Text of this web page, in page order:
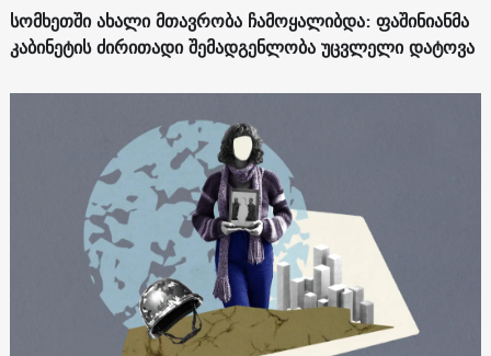
სომხეთში ახალი მთავრობა ჩამოყალიბდა: ფაშინიანმა
კაბინეტის ძირითადი შემადგენლობა უცვლელი დატოვა